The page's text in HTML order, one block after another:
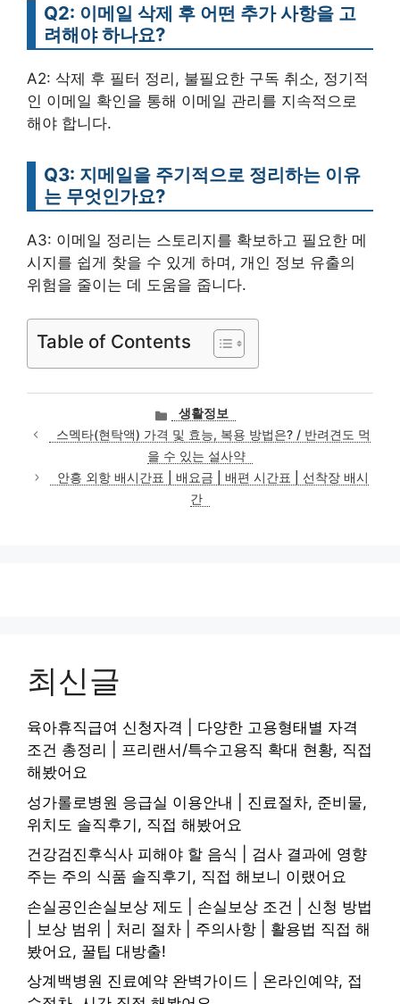
Q2: 이메일 삭제 후 어떤 추가 사항을 고
려해야 하나요?
A2: 삭제 후 필터 정리, 불필요한 구독 취소, 정기적
인 이메일 확인을 통해 이메일 관리를 지속적으로
해야 합니다.
Q3: 지메일을 주기적으로 정리하는 이유
는 무엇인가요?
A3: 이메일 정리는 스토리지를 확보하고 필요한 메
시지를 쉽게 찾을 수 있게 하며, 개인 정보 유출의
위험을 줄이는 데 도움을 줍니다.
Table of Contents
카
테
고
리
생활정보
스멕타(현탁액) 가격 및 효능, 복용 방법은? / 반려견도 먹
을 수 있는 설사약
안흥 외항 배시간표 | 배요금 | 배편 시간표 | 선착장 배시
간
최신글
육아휴직급여 신청자격 | 다양한 고용형태별 자격
조건 총정리 | 프리랜서/특수고용직 확대 현황, 직접
해봤어요
성가롤로병원 응급실 이용안내 | 진료절차, 준비물,
위치도 솔직후기, 직접 해봤어요
건강검진후식사 피해야 할 음식 | 검사 결과에 영향
주는 주의 식품 솔직후기, 직접 해보니 이랬어요
손실공인손실보상 제도 | 손실보상 조건 | 신청 방법
| 보상 범위 | 처리 절차 | 주의사항 | 활용법 직접 해
봤어요, 꿀팁 대방출!
상계백병원 진료예약 완벽가이드 | 온라인예약, 접